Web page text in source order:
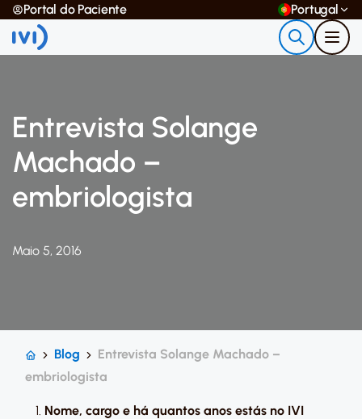
Portal do Paciente Portugal
Entrevista Solange
Machado –
embriologista
Maio 5, 2016
Blog
Entrevista Solange Machado –
embriologista
Nome, cargo e há quantos anos estás no IVI